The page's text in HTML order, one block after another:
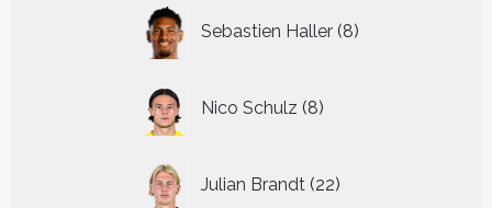
Sebastien Haller 8
producten
Nico Schulz 8
producten
Julian Brandt 22
producten